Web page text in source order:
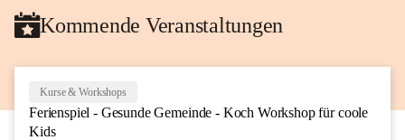
Kommende Veranstaltungen
AUG
Kurse & Workshops
Ferienspiel - Gesunde Gemeinde - Koch Workshop für coole
Kids